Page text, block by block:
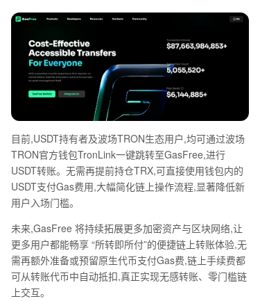
目前,USDT持有者及波场TRON生态用户,均可通过波场
TRON官方钱包TronLink一键跳转至GasFree,进行
USDT转账。无需再提前持仓TRX,可直接使用钱包内的
USDT支付Gas费用,大幅简化链上操作流程,显著降低新
用户入场门槛。
未来,GasFree 将持续拓展更多加密资产与区块网络,让
更多用户都能畅享 “所转即所付”的便捷链上转账体验,无
需再额外准备或预留原生代币支付Gas费,链上手续费都
可从转账代币中自动抵扣,真正实现无感转账、零门槛链
上交互。